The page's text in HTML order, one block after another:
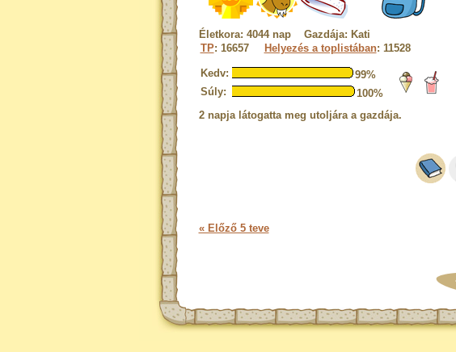
Életkora: 4044 nap Gazdája: Kati
TP: 16657 Helyezés a toplistában: 11528
Kedv:
99%
Súly:
100%
2 napja látogatta meg utoljára a gazdája.
« Előző 5 teve